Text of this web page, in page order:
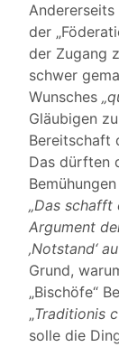
der
der Zugang
schwer
Wunsches
Gläubigen
Bereitschaft
Das dürften
„Das schafft
Argument
‚Notstand‘
Grund,
„Bischöfe“
„Traditionis
solle die